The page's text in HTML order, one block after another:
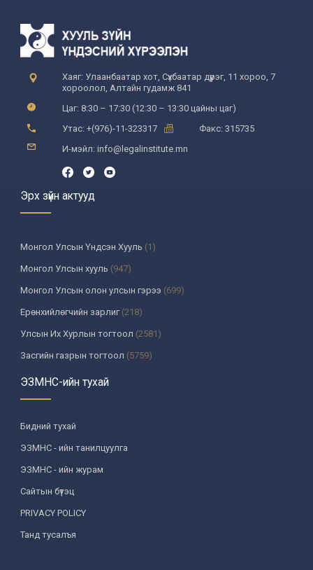
Хаяг: Улаанбаатар хот, Сүхбаатар дүүрэг, 11 хороо, 7
хороолол, Алтайн гудамж 841
Цаг: 8:30 – 17:30 (12:30 – 13:30 цайны цаг)
Утас: +(976)-11-323317
Факс: 315735
И-мэйл: info@legalinstitute.mn
Эрх зүйн актууд
Монгол Улсын Үндсэн Хууль (1)
Монгол Улсын хууль (947)
Монгол Улсын олон улсын гэрээ (699)
Ерөнхийлөгчийн зарлиг(218)
Улсын Их Хурлын тогтоол (2581)
Засгийн газрын тогтоол (5759)
Үндсэн хуулийн цэцийн шийдвэр
Улсын дээд шүүхийн тогтоол
УИХ-аас томилогддог байгууллагын дарга, түүнтэй адилтгах
албан тушаалтны шийдвэр
Сайдын тушаал(987)
Засгийн газрын агентлагийн даргын тушаал
Хууль, хяналтын байгууллага
Төрийн зарим чиг үүргийг хууль болон гэрээний үндсэн дээр
хэрэгжүүлж буй байгууллага
ЭЗМНС-ийн тухай
Бидний тухай
ЭЗМНС - ийн танилцуулга
ЭЗМНС - ийн журам
Сайтын бүтэц
PRIVACY POLICY
Танд тусалъя